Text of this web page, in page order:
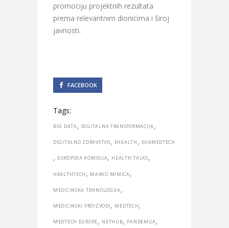
promociju projektnih rezultata
prema relevantnim dionicima i široj
javnosti.
FACEBOOK
Tags:
BIG DATA, DIGITALNA TRANSFORMACIJA,
DIGITALNO ZDRAVSTVO, EHEALTH , EU4MEDTECH
, EUROPSKA KOMISIJA, HEALTH TALKS,
HEALTHTECH , MARKO MIMICA,
MEDICINSKA TEHNOLOGIJA,
MEDICINSKI PROIZVODI, MEDTECH,
MEDTECH EUROPE, NETHUB, PANDEMIJA,